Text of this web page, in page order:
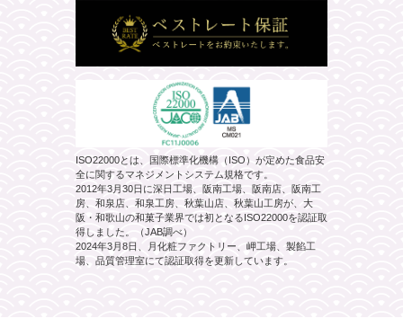
ISO22000とは、国際標準化機構（ISO）が定めた食品安
全に関するマネジメントシステム規格です。
2012年3月30日に深日工場、阪南工場、阪南店、阪南工
房、和泉店、和泉工房、秋葉山店、秋葉山工房が、大
阪・和歌山の和菓子業界では初となるISO22000を認証取
得しました。（JAB調べ）
2024年3月8日、月化粧ファクトリー、岬工場、製餡工
場、品質管理室にて認証取得を更新しています。